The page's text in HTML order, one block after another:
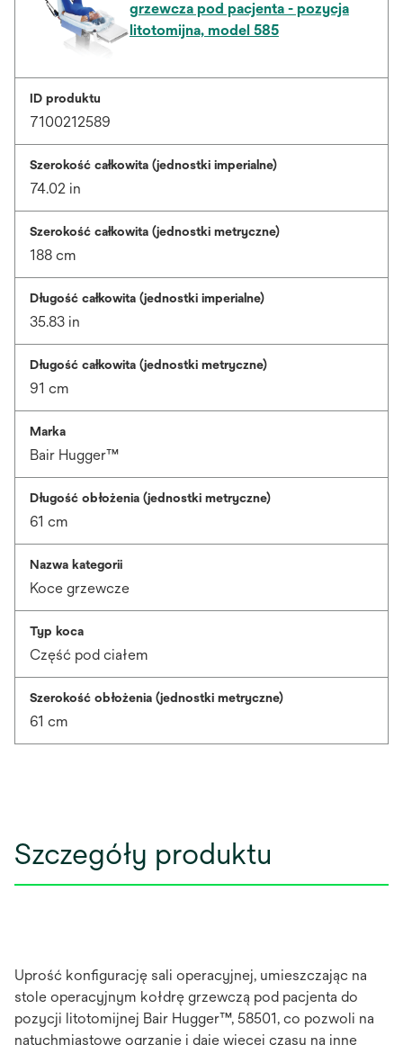
grzewcza pod pacjenta - pozycja
litotomijna, model 585
ID produktu
7100212589
Szerokość całkowita (jednostki imperialne)
74.02 in
Szerokość całkowita (jednostki metryczne)
188 cm
Długość całkowita (jednostki imperialne)
35.83 in
Długość całkowita (jednostki metryczne)
91 cm
Marka
Bair Hugger™
Długość obłożenia (jednostki metryczne)
61 cm
Nazwa kategorii
Koce grzewcze
Typ koca
Część pod ciałem
Szerokość obłożenia (jednostki metryczne)
61 cm
Szczegóły produktu
Uprość konfigurację sali operacyjnej, umieszczając na
stole operacyjnym kołdrę grzewczą pod pacjenta do
pozycji litotomijnej Bair Hugger™, 58501, co pozwoli na
natychmiastowe ogrzanie i daje więcej czasu na inne